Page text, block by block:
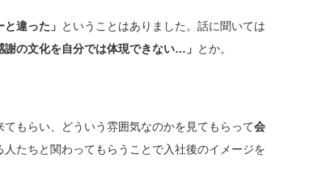
違った」 ということはありました。話に聞いては
謝の文化を自分では体現できない…」 とか。
もらい、どういう雰囲気なのかを見てもらって会
たちと関わってもらうことで入社後のイメージを